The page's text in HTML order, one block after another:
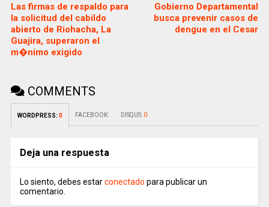
Las firmas de respaldo para
la solicitud del cabildo
abierto de Riohacha, La
Guajira, superaron el
m�nimo exigido
Gobierno Departamental
busca prevenir casos de
dengue en el Cesar
COMMENTS
WORDPRESS: 0 FACEBOOK: DISQUS: 0
Deja una respuesta
Lo siento, debes estarconectado para publicar un
comentario.